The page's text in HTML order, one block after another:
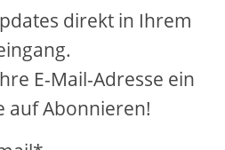
direkt in Ihrem
E-Mail-Adresse ein
auf Abonnieren!